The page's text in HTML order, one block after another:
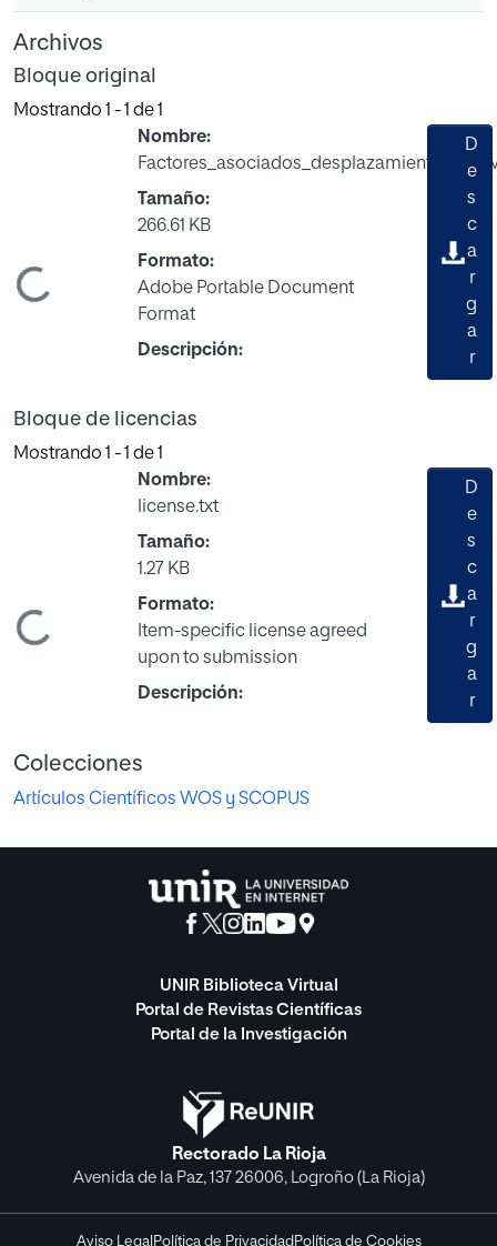
Archivos
Bloque original
Mostrando 1 - 1 de 1
Nombre:
Tamaño:
266.61 KB
Formato:
Adobe Portable Document
Format
Descripción:
D
e
s
c
a
r
g
a
r
Bloque de licencias
Mostrando 1 - 1 de 1
Nombre:
license.txt
Tamaño:
1.27 KB
Formato:
Item-specific license agreed
upon to submission
Descripción:
D
e
s
c
a
r
g
a
r
Colecciones
Artículos Científicos WOS y SCOPUS
UNIR Biblioteca Virtual
Portal de Revistas Científicas
Portal de la Investigación
Rectorado La Rioja
Avenida de la Paz, 137 26006, Logroño (La Rioja)
Aviso Legal Política de Privacidad Política de Cookies